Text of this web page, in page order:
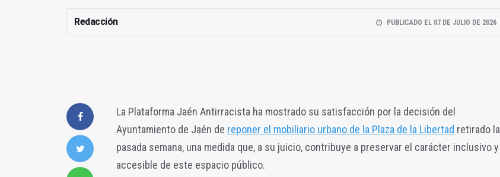
Redacción PUBLICADO EL 07 DE JULIO DE 2026
La Plataforma Jaén Antirracista ha mostrado su satisfacción por la decisión del
Ayuntamiento de Jaén de reponer el mobiliario urbano de la Plaza de la Libertad retirado la
pasada semana, una medida que, a su juicio, contribuye a preservar el carácter inclusivo y
accesible de este espacio público.